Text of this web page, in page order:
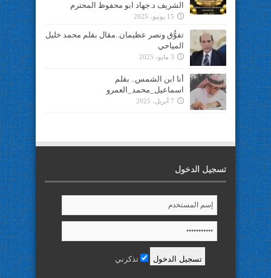
الشريف د.جهاد ابو محفوظ المحترم
15 يونيو، 2025
تفوُّق ونصر عظيمان..مقال بقلم محمد خليل
المياحي
3 مايو، 2025
أنا ابن الشمس.. بقلم
اسماعيل_محمد_العمرو
7 أبريل، 2025
تسجيل الدخول
تذكرني